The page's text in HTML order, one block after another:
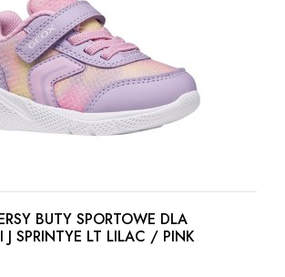
BUTY SPORTOWE DLA
J SPRINTYE LT LILAC / PINK